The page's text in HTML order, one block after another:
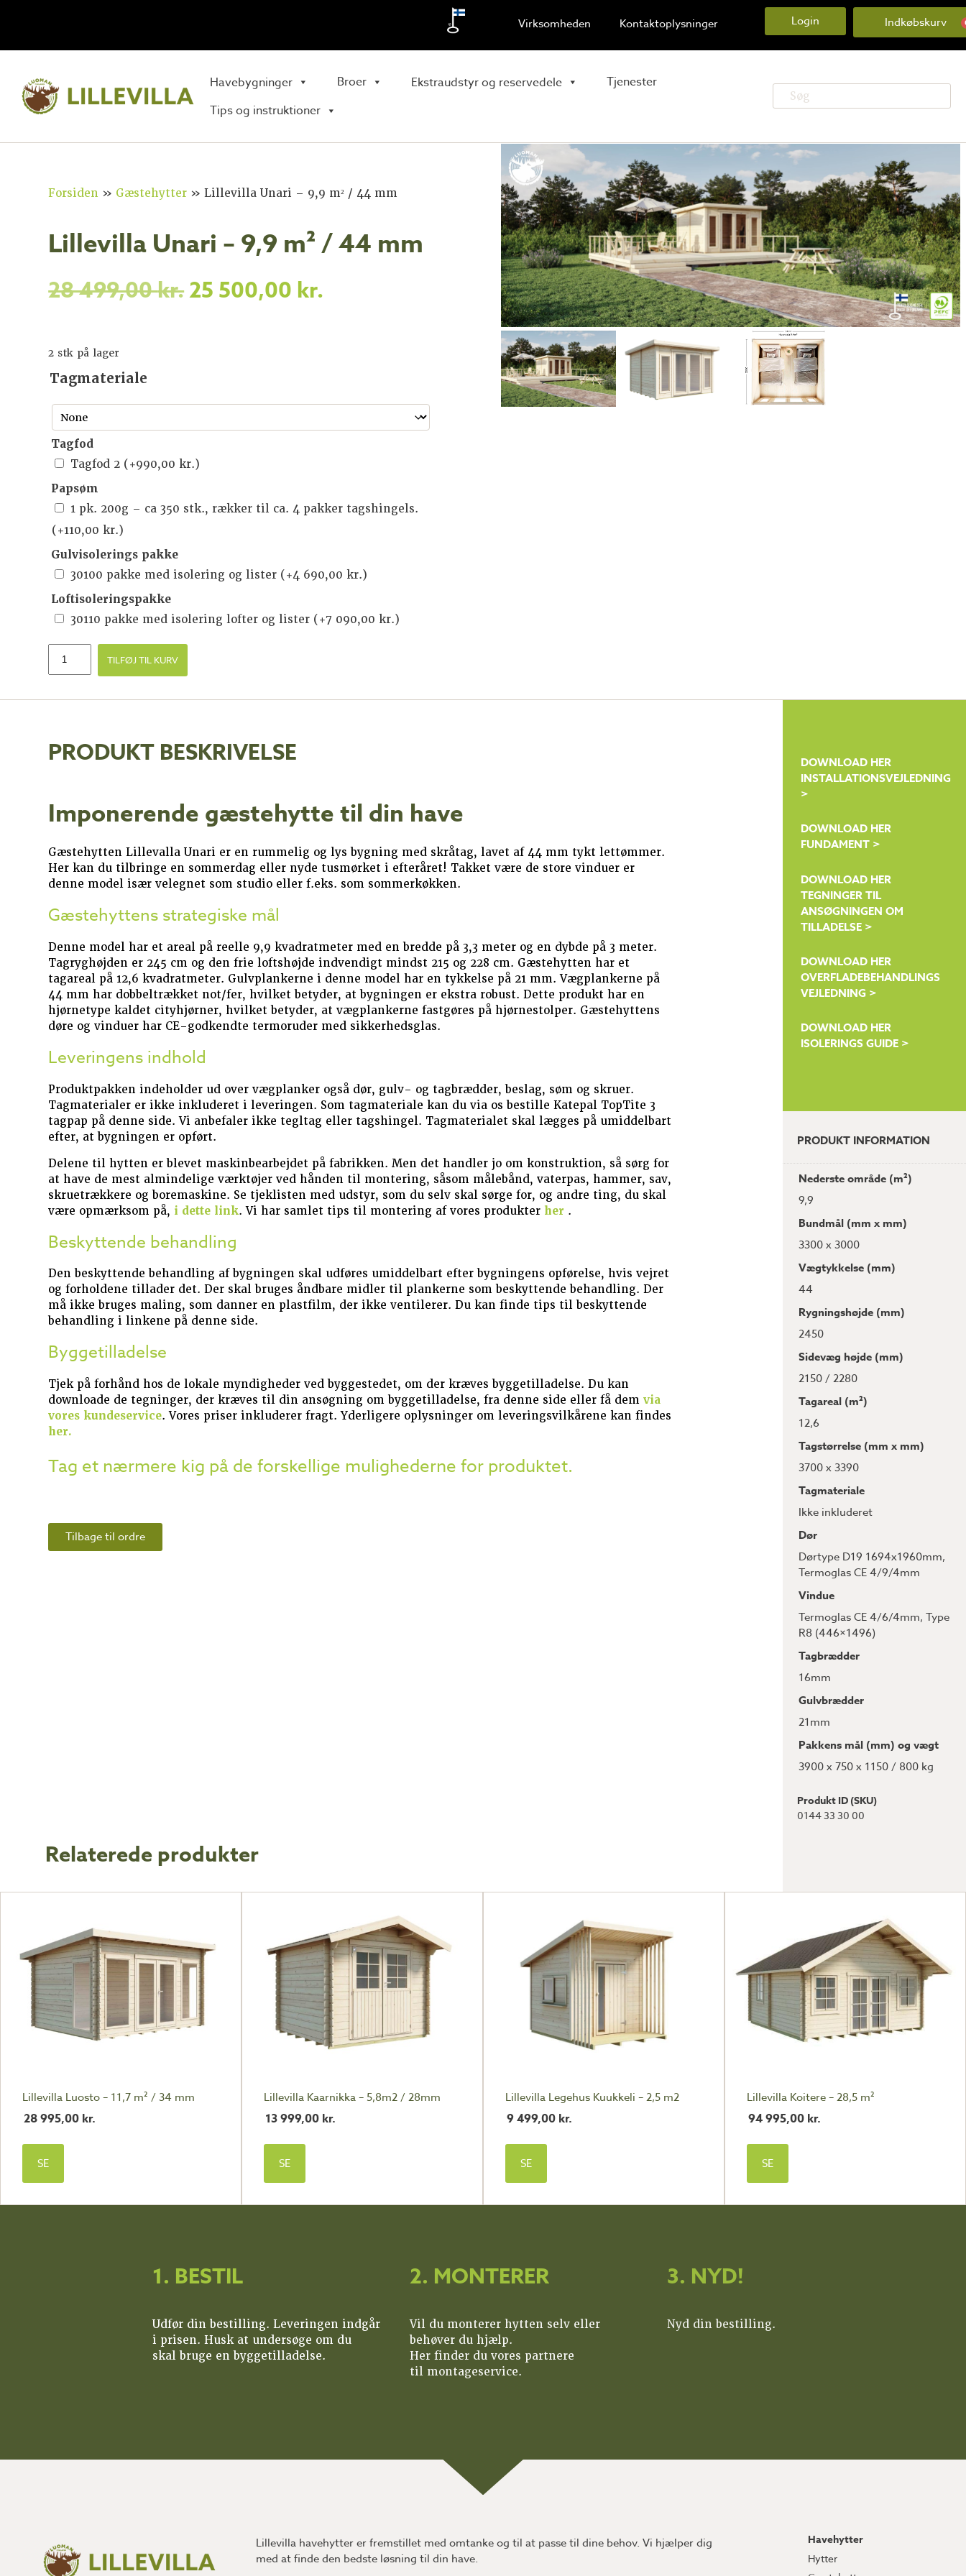
Virksomheden Kontaktoplysninger Login
Havebygninger Broer Ekstraudstyr og reservedele
Tjenester
Tips og instruktioner
Forsiden » Gæstehytter »Lillevilla Unari – 9,9 m² / 44 mm
Lillevilla Unari – 9,9 m² / 44 mm
28 499,00kr.25 500,00 kr.
2 stk på lager
Tagmateriale
Tagfod
Tagfod 2 (+990,00 kr.)
Papsøm
1 pk. 200g – ca 350 stk., rækker til ca. 4 pakker tagshingels.
(+110,00 kr.)
Gulvisolerings pakke
30100 pakke med isolering og lister (+4 690,00 kr.)
Loftisoleringspakke
30110 pakke med isolering lofter og lister (+7 090,00 kr.)
TILFØJ TIL KURV
PRODUKT BESKRIVELSE
Imponerende gæstehytte til din have
Gæstehytten Lillevalla Unari er en rummelig og lys bygning med skråtag, lavet af 44 mm tykt lettømmer.
Her kan du tilbringe en sommerdag eller nyde tusmørket i efteråret! Takket være de store vinduer er
denne model især velegnet som studio eller f.eks. som sommerkøkken.
Gæstehyttens strategiske mål
Denne model har et areal på reelle 9,9 kvadratmeter med en bredde på 3,3 meter og en dybde på 3 meter.
Tagryghøjden er 245 cm og den frie loftshøjde indvendigt mindst 215 og 228 cm. Gæstehytten har et
tagareal på 12,6 kvadratmeter. Gulvplankerne i denne model har en tykkelse på 21 mm. Vægplankerne på
44 mm har dobbeltrækket not/fer, hvilket betyder, at bygningen er ekstra robust. Dette produkt har en
hjørnetype kaldet cityhjørner, hvilket betyder, at vægplankerne fastgøres på hjørnestolper. Gæstehyttens
døre og vinduer har CE-godkendte termoruder med sikkerhedsglas.
Leveringens indhold
Produktpakken indeholder ud over vægplanker også dør, gulv- og tagbrædder, beslag, søm og skruer.
Tagmaterialer er ikke inkluderet i leveringen. Som tagmateriale kan du via os bestille Katepal TopTite 3
tagpap på denne side. Vi anbefaler ikke tegltag eller tagshingel. Tagmaterialet skal lægges på umiddelbart
efter, at bygningen er opført.
Delene til hytten er blevet maskinbearbejdet på fabrikken. Men det handler jo om konstruktion, så sørg for
at have de mest almindelige værktøjer ved hånden til montering, såsom målebånd, vaterpas, hammer, sav,
skruetrækkere og boremaskine. Se tjeklisten med udstyr, som du selv skal sørge for, og andre ting, du skal
være opmærksom på, i dette link. Vi har samlet tips til montering af vores produkterher .
Beskyttende behandling
Den beskyttende behandling af bygningen skal udføres umiddelbart efter bygningens opførelse, hvis vejret
og forholdene tillader det. Der skal bruges åndbare midler til plankerne som beskyttende behandling. Der
må ikke bruges maling, som danner en plastfilm, der ikke ventilerer. Du kan finde tips til beskyttende
behandling i linkene på denne side.
Byggetilladelse
Tjek på forhånd hos de lokale myndigheder ved byggestedet, om der kræves byggetilladelse. Du kan
downloade de tegninger, der kræves til din ansøgning om byggetilladelse, fra denne side eller få dem via
vores kundeservice. Vores priser inkluderer fragt. Yderligere oplysninger om leveringsvilkårene kan findes
her.
Tag et nærmere kig på de forskellige mulighederne for produktet.
Tilbage til ordre
DOWNLOAD HER
INSTALLATIONSVEJLEDNING
>
DOWNLOAD HER
FUNDAMENT >
DOWNLOAD HER
TEGNINGER TIL
ANSØGNINGEN OM
TILLADELSE >
DOWNLOAD HER
OVERFLADEBEHANDLINGS
VEJLEDNING >
DOWNLOAD HER
ISOLERINGS GUIDE >
PRODUKT INFORMATION
Nederste område (m²)
9,9
Bundmål (mm x mm)
3300 x 3000
Vægtykkelse (mm)
44
Rygningshøjde (mm)
2450
Sidevæg højde (mm)
2150 / 2280
Tagareal (m²)
12,6
Tagstørrelse (mm x mm)
3700 x 3390
Tagmateriale
Ikke inkluderet
Dør
Dørtype D19 1694x1960mm,
Termoglas CE 4/9/4mm
Vindue
Termoglas CE 4/6/4mm, Type
R8 (446×1496)
Tagbrædder
16mm
Gulvbrædder
21mm
Pakkens mål (mm) og vægt
3900 x 750 x 1150 / 800 kg
Produkt ID (SKU)
0144 33 30 00
Relaterede produkter
Lillevilla Luosto – 11,7 m² / 34 mm
28 995,00 kr.
SE
Lillevilla Kaarnikka – 5,8m2 / 28mm
13 999,00 kr.
SE
Lillevilla Legehus Kuukkeli – 2,5 m2
9 499,00 kr.
SE
Lillevilla Koitere – 28,5 m²
94 995,00 kr.
SE
1. BESTIL
Udfør din bestilling. Leveringen indgår
i prisen. Husk at undersøge om du
skal bruge en byggetilladelse.
2. MONTERER
Vil du monterer hytten selv eller
behøver du hjælp.
Her finder du vores partnere
til montageservice.
3. NYD!
Nyd din bestilling.
Lillevilla havehytter er fremstillet med omtanke og til at passe til dine behov. Vi hjælper dig
med at finde den bedste løsning til din have.
Havehytter
Hytter